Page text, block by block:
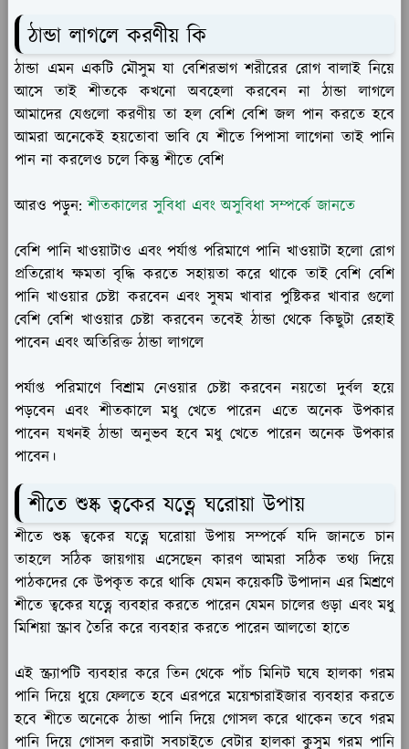
ঠান্ডা লাগলে করণীয় কি
ঠান্ডা এমন একটি মৌসুম যা বেশিরভাগ শরীরের রোগ বালাই নিয়ে
আসে তাই শীতকে কখনো অবহেলা করবেন না ঠান্ডা লাগলে
আমাদের যেগুলো করণীয় তা হল বেশি বেশি জল পান করতে হবে
আমরা অনেকেই হয়তোবা ভাবি যে শীতে পিপাসা লাগেনা তাই পানি
পান না করলেও চলে কিন্তু শীতে বেশি
আরও পড়ুন:শীতকালের সুবিধা এবং অসুবিধা সম্পর্কে জানতে
বেশি পানি খাওয়াটাও এবং পর্যাপ্ত পরিমাণে পানি খাওয়াটা হলো রোগ
প্রতিরোধ ক্ষমতা বৃদ্ধি করতে সহায়তা করে থাকে তাই বেশি বেশি
পানি খাওয়ার চেষ্টা করবেন এবং সুষম খাবার পুষ্টিকর খাবার গুলো
বেশি বেশি খাওয়ার চেষ্টা করবেন তবেই ঠান্ডা থেকে কিছুটা রেহাই
পাবেন এবং অতিরিক্ত ঠান্ডা লাগলে
পর্যাপ্ত পরিমাণে বিশ্রাম নেওয়ার চেষ্টা করবেন নয়তো দুর্বল হয়ে
পড়বেন এবং শীতকালে মধু খেতে পারেন এতে অনেক উপকার
পাবেন যখনই ঠান্ডা অনুভব হবে মধু খেতে পারেন অনেক উপকার
পাবেন।
শীতে শুষ্ক ত্বকের যত্নে ঘরোয়া উপায়
শীতে শুষ্ক ত্বকের যত্নে ঘরোয়া উপায় সম্পর্কে যদি জানতে চান
তাহলে সঠিক জায়গায় এসেছেন কারণ আমরা সঠিক তথ্য দিয়ে
পাঠকদের কে উপকৃত করে থাকি যেমন কয়েকটি উপাদান এর মিশ্রণে
শীতে ত্বকের যত্নে ব্যবহার করতে পারেন যেমন চালের গুড়া এবং মধু
মিশিয়া স্ক্রাব তৈরি করে ব্যবহার করতে পারেন আলতো হাতে
এই স্ক্র্যাপটি ব্যবহার করে তিন থেকে পাঁচ মিনিট ঘষে হালকা গরম
পানি দিয়ে ধুয়ে ফেলতে হবে এরপরে ময়েশ্চারাইজার ব্যবহার করতে
হবে শীতে অনেকে ঠান্ডা পানি দিয়ে গোসল করে থাকেন তবে গরম
পানি দিয়ে গোসল করাটা সবচাইতে বেটার হালকা কুসুম গরম পানি